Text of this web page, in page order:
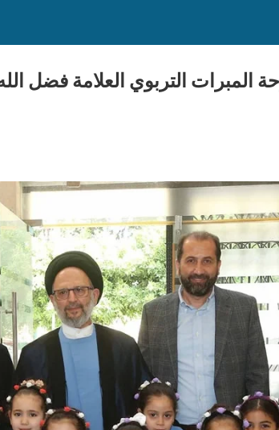
المبرات التربوي العلامة فضل